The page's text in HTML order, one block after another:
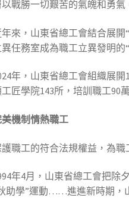
戰勝一切艱苦的氣魄和勇
來，山東省總工會結合展開
任務室成為職工立異發明的
年，山東省總工會組織展
匠學院143所，培訓職工90
美機制情熱職工
職工的符合法規權益，為
年4月，山東省總工會把除
助學”運動……進進新時期，